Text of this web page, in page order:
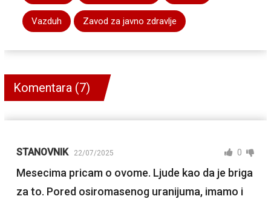
Vazduh Zavod za javno zdravlje
Komentara (7)
STANOVNIK 22/07/2025 0
Mesecima pricam o ovome. Ljude kao da je briga
za to. Pored osiromasenog uranijuma, imamo i